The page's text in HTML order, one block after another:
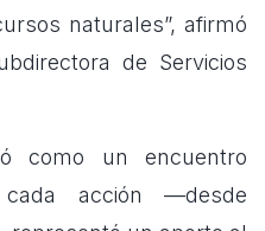
naturales”, afirmó
de Servicios
como un encuentro
cada acción —desde